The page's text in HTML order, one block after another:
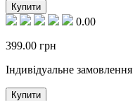
Купити
0.00
399.00 грн
Індивідуальне замовлення
Купити